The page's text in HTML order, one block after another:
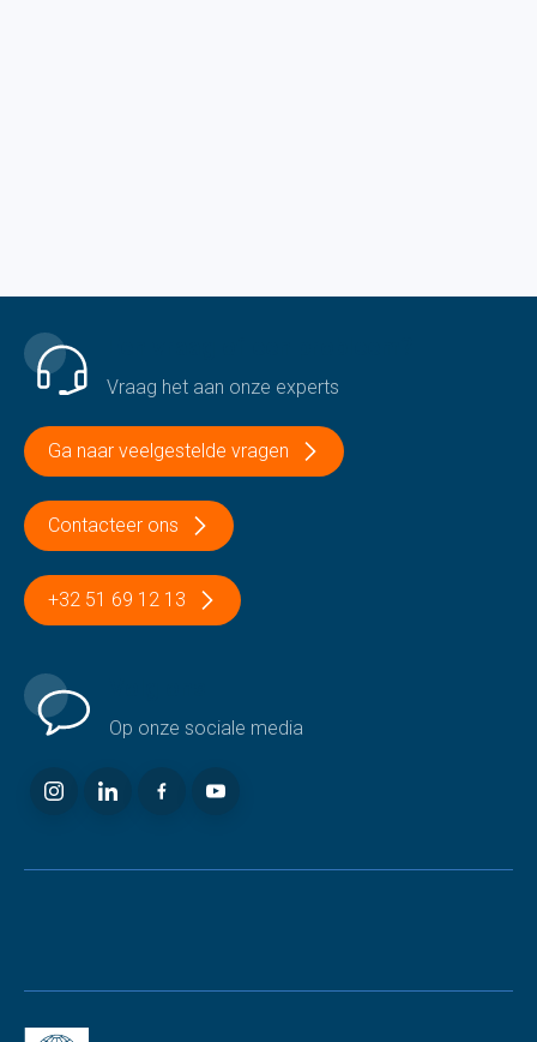
Vraag het aan onze experts
Ga naar veelgestelde vragen
Contacteer ons
+32 51 69 12 13
Op onze sociale media